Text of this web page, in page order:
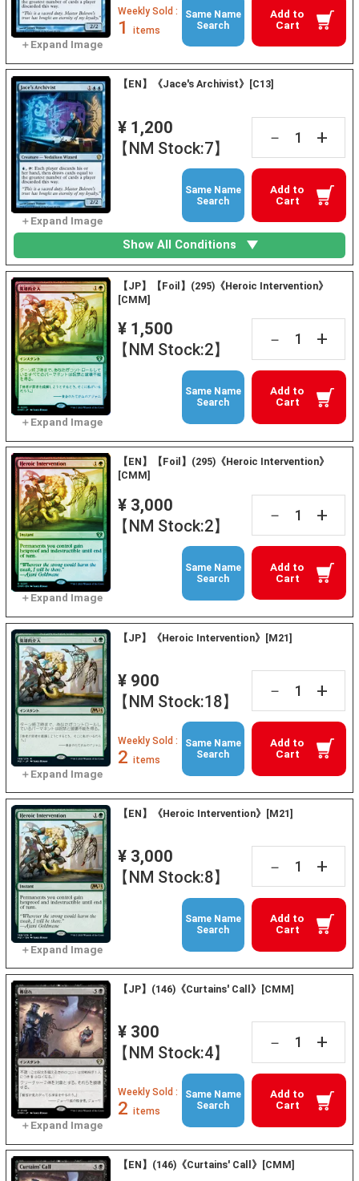
Add to
Cart
Weekly Sold :
1 items
Same Name
Search
【EN】《Jace's Archivist》[C13]
¥ 1,200
【NM Stock:7】
－ +
Add to
Cart
Same Name
Search
Show All Conditions
【JP】【Foil】(295)《Heroic Intervention》
[CMM]
¥ 1,500
【NM Stock:2】
－ +
Add to
Cart
Same Name
Search
【EN】【Foil】(295)《Heroic Intervention》
[CMM]
¥ 3,000
【NM Stock:2】
－ +
Add to
Cart
Same Name
Search
【JP】《Heroic Intervention》[M21]
¥ 900
【NM Stock:18】
－ +
Add to
Cart
Weekly Sold :
2 items
Same Name
Search
【EN】《Heroic Intervention》[M21]
¥ 3,000
【NM Stock:8】
－ +
Add to
Cart
Same Name
Search
【JP】(146)《Curtains' Call》[CMM]
¥ 300
【NM Stock:4】
－ +
Add to
Cart
Weekly Sold :
2 items
Same Name
Search
【EN】(146)《Curtains' Call》[CMM]